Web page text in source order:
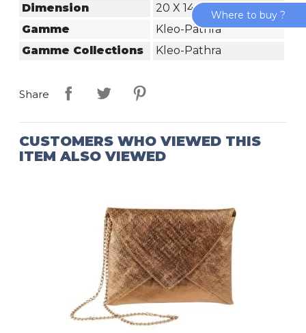
Dimension
20 X 14 Cm
Gamme
Kleo-Pathra
Gamme Collections
Kleo-Pathra
Share
CUSTOMERS WHO VIEWED THIS
ITEM ALSO VIEWED
Where to buy ?